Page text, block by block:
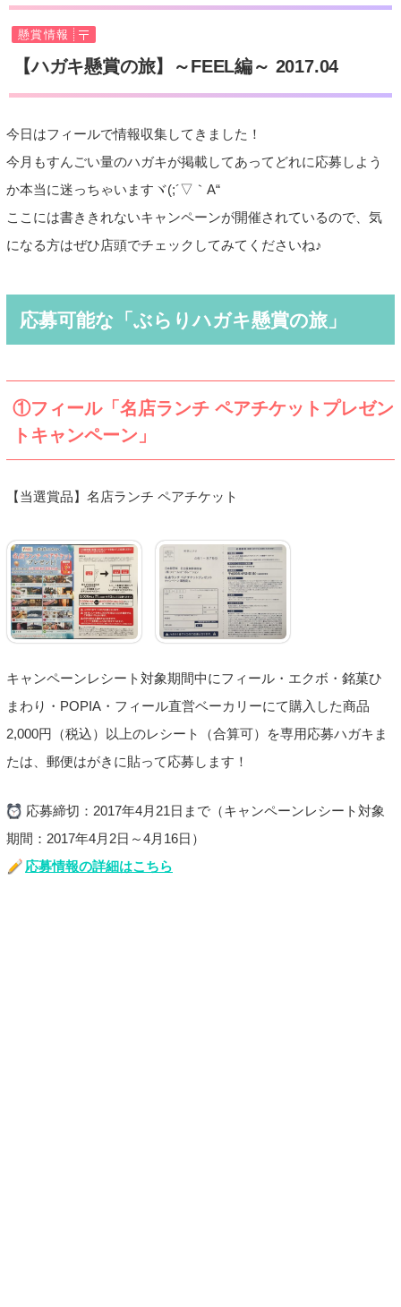
懸賞情報
【ハガキ懸賞の旅】～FEEL編～ 2017.04
今日はフィールで情報収集してきました！
今月もすんごい量のハガキが掲載してあってどれに応募しよう
か本当に迷っちゃいますヾ(;´▽｀A“
ここには書ききれないキャンペーンが開催されているので、気
になる方はぜひ店頭でチェックしてみてくださいね♪
応募可能な「ぶらりハガキ懸賞の旅」
①フィール「名店ランチ ペアチケットプレゼン
トキャンペーン」
【当選賞品】名店ランチ ペアチケット
キャンペーンレシート対象期間中にフィール・エクボ・銘菓ひ
まわり・POPIA・フィール直営ベーカリーにて購入した商品
2,000円（税込）以上のレシート（合算可）を専用応募ハガキま
たは、郵便はがきに貼って応募します！
応募締切：2017年4月21日まで（キャンペーンレシート対象
期間：2017年4月2日～4月16日）
応募情報の詳細はこちら